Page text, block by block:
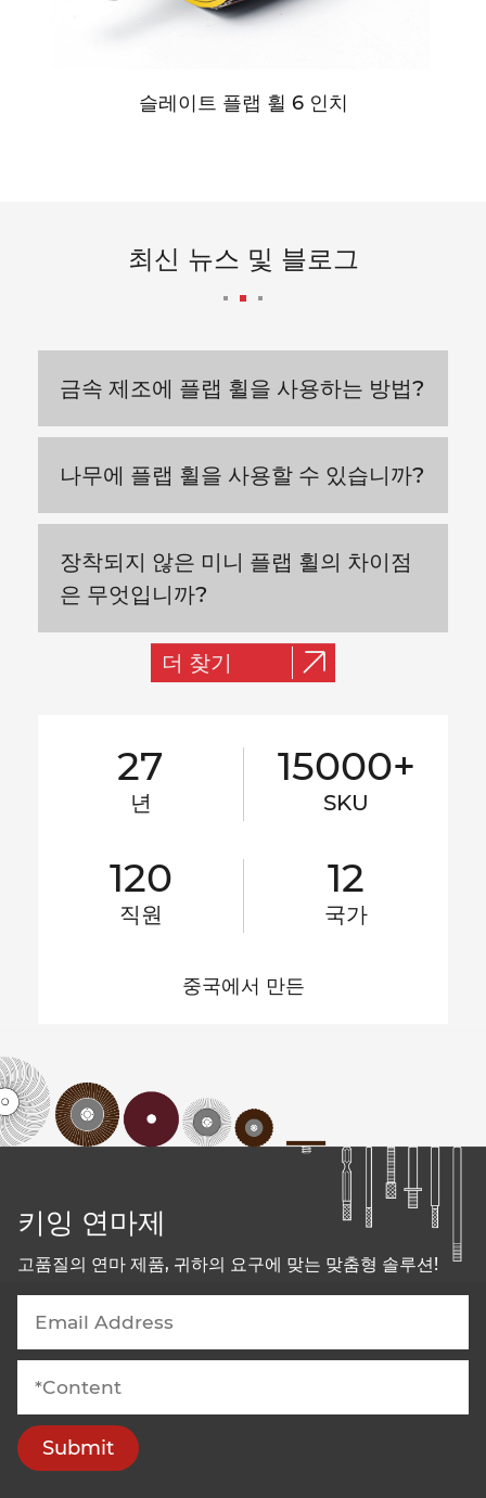
슬레이트 플랩 휠 6 인치
최신 뉴스 및 블로그
금속 제조에 플랩 휠을 사용하는 방법?
나무에 플랩 휠을 사용할 수 있습니까?
27
년
15000+
SKU
120
직원
12
국가
중국에서 만든
장착되지 않은 미니 플랩 휠의 차이점
은 무엇입니까?
더 찾기
키잉 연마제
고품질의 연마 제품, 귀하의 요구에 맞는 맞춤형 솔루션!
Submit